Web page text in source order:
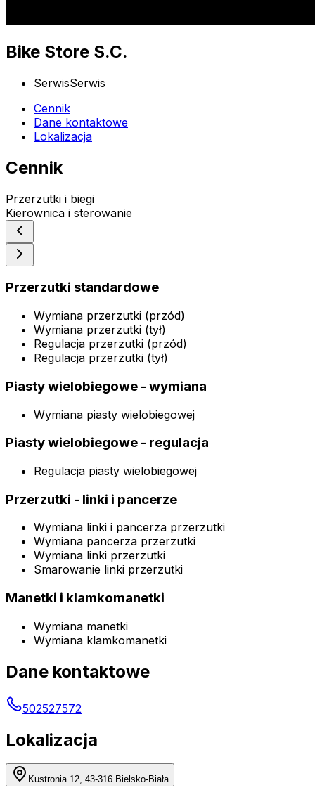
Bike Store S.C.
SerwisSerwis
Cennik
Dane kontaktowe
Lokalizacja
Cennik
Przerzutki i biegi
Kierownica i sterowanie
Przerzutki standardowe
Wymiana przerzutki (przód)
Wymiana przerzutki (tył)
Regulacja przerzutki (przód)
Regulacja przerzutki (tył)
Piasty wielobiegowe - wymiana
Wymiana piasty wielobiegowej
Piasty wielobiegowe - regulacja
Regulacja piasty wielobiegowej
Przerzutki - linki i pancerze
Wymiana linki i pancerza przerzutki
Wymiana pancerza przerzutki
Wymiana linki przerzutki
Smarowanie linki przerzutki
Manetki i klamkomanetki
Wymiana manetki
Wymiana klamkomanetki
Dane kontaktowe
502527572
Lokalizacja
Kustronia 12, 43-316 Bielsko-Biała